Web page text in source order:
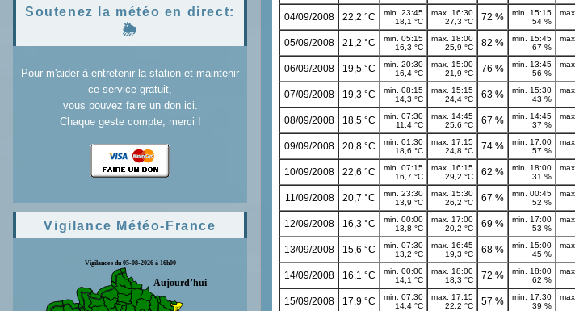
Soutenez la météo en direct:
🌦️
Pour m'aider à entretenir la station et maintenir
ce service gratuit,
vous pouvez faire un don ici.
Chaque geste compte, merci !
Vigilance Météo-France